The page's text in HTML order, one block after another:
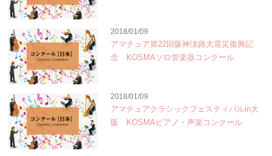
2018/01/09
アマチュア第22回阪神淡路大震災復興記
念 KOSMAソロ管楽器コンクール
2018/01/09
アマチュアクラシックフェスティバルin大
阪 KOSMAピアノ・声楽コンクール